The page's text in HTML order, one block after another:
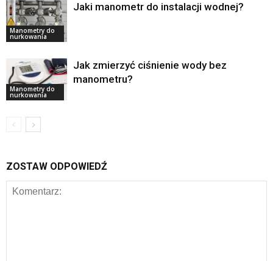
Manometry do
nurkowania
Jaki manometr do instalacji wodnej?
Manometry do
nurkowania
Jak zmierzyć ciśnienie wody bez
manometru?
ZOSTAW ODPOWIEDŹ